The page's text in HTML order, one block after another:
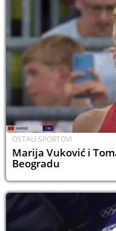
OSTALI SPORTOVI
Marija Vuković i
Beogradu